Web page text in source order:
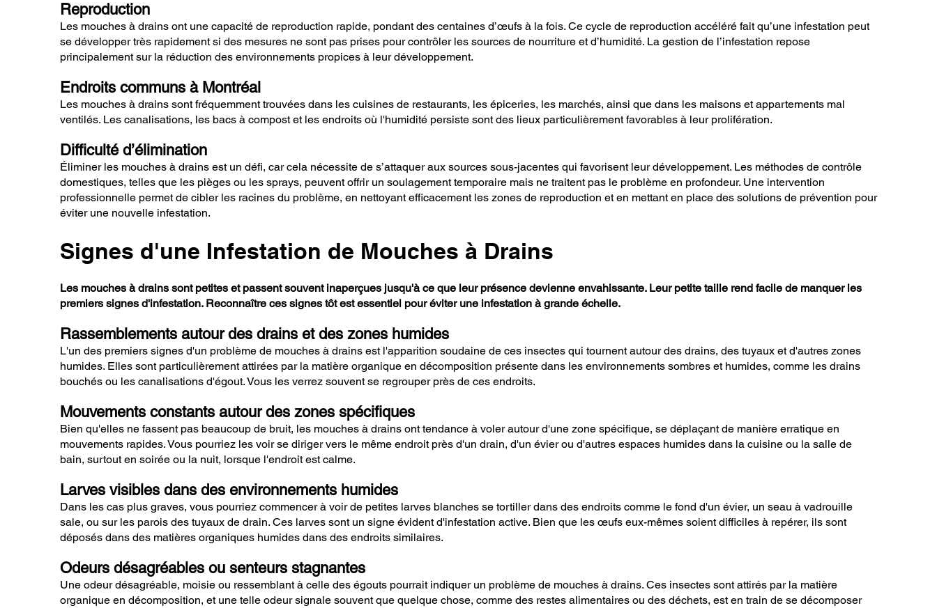
Reproduction
Les mouches à drains ont une capacité de reproduction rapide, pondant des centaines d’œufs à la fois. Ce cycle de reproduction accéléré fait qu’une infestation peut
se développer très rapidement si des mesures ne sont pas prises pour contrôler les sources de nourriture et d’humidité. La gestion de l’infestation repose
principalement sur la réduction des environnements propices à leur développement.
Endroits communs à Montréal
Les mouches à drains sont fréquemment trouvées dans les cuisines de restaurants, les épiceries, les marchés, ainsi que dans les maisons et appartements mal
ventilés. Les canalisations, les bacs à compost et les endroits où l'humidité persiste sont des lieux particulièrement favorables à leur prolifération.
Difficulté d’élimination
Éliminer les mouches à drains est un défi, car cela nécessite de s’attaquer aux sources sous-jacentes qui favorisent leur développement. Les méthodes de contrôle
domestiques, telles que les pièges ou les sprays, peuvent offrir un soulagement temporaire mais ne traitent pas le problème en profondeur. Une intervention
professionnelle permet de cibler les racines du problème, en nettoyant efficacement les zones de reproduction et en mettant en place des solutions de prévention pour
éviter une nouvelle infestation.
Signes d'une Infestation de Mouches à Drains
Les mouches à drains sont petites et passent souvent inaperçues jusqu'à ce que leur présence devienne envahissante. Leur petite taille rend facile de manquer les
premiers signes d'infestation. Reconnaître ces signes tôt est essentiel pour éviter une infestation à grande échelle.
Rassemblements autour des drains et des zones humides
L'un des premiers signes d'un problème de mouches à drains est l'apparition soudaine de ces insectes qui tournent autour des drains, des tuyaux et d'autres zones
humides. Elles sont particulièrement attirées par la matière organique en décomposition présente dans les environnements sombres et humides, comme les drains
bouchés ou les canalisations d'égout. Vous les verrez souvent se regrouper près de ces endroits.
Mouvements constants autour des zones spécifiques
Bien qu'elles ne fassent pas beaucoup de bruit, les mouches à drains ont tendance à voler autour d'une zone spécifique, se déplaçant de manière erratique en
mouvements rapides. Vous pourriez les voir se diriger vers le même endroit près d'un drain, d'un évier ou d'autres espaces humides dans la cuisine ou la salle de
bain, surtout en soirée ou la nuit, lorsque l'endroit est calme.
Larves visibles dans des environnements humides
Dans les cas plus graves, vous pourriez commencer à voir de petites larves blanches se tortiller dans des endroits comme le fond d'un évier, un seau à vadrouille
sale, ou sur les parois des tuyaux de drain. Ces larves sont un signe évident d'infestation active. Bien que les œufs eux-mêmes soient difficiles à repérer, ils sont
déposés dans des matières organiques humides dans des endroits similaires.
Odeurs désagréables ou senteurs stagnantes
Une odeur désagréable, moisie ou ressemblant à celle des égouts pourrait indiquer un problème de mouches à drains. Ces insectes sont attirés par la matière
organique en décomposition, et une telle odeur signale souvent que quelque chose, comme des restes alimentaires ou des déchets, est en train de se décomposer